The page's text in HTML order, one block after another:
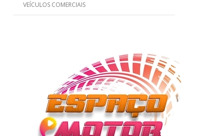
VEÍCULOS COMERCIAIS